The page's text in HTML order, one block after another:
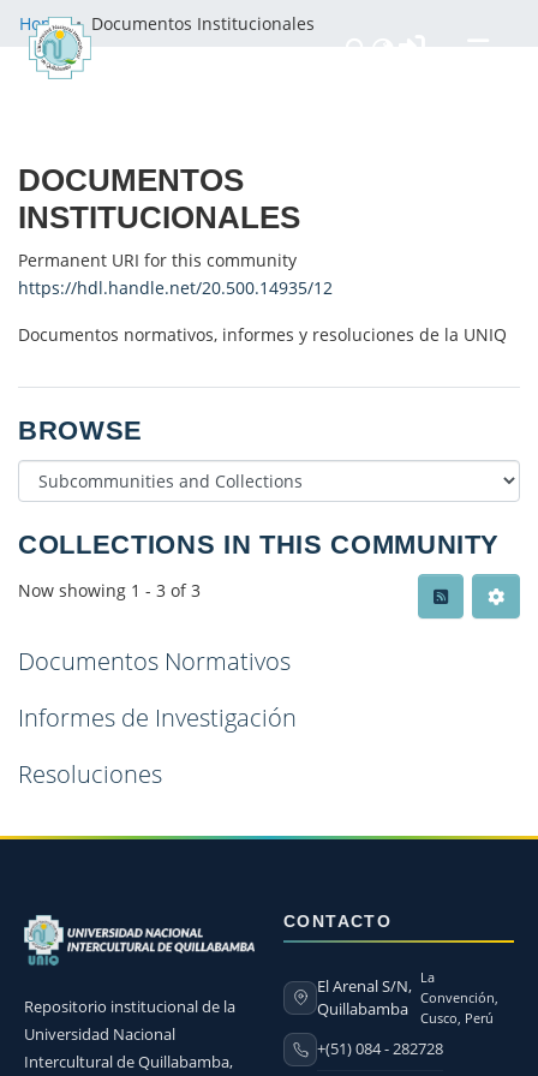
Statistics
Políticas
Home Documentos Institucionales
DOCUMENTOS
INSTITUCIONALES
Permanent URI for this community
https://hdl.handle.net/20.500.14935/12
Documentos normativos, informes y resoluciones de la UNIQ
BROWSE
COLLECTIONS IN THIS COMMUNITY
Now showing 1 - 3 of 3
Documentos Normativos
Informes de Investigación
Resoluciones
Repositorio institucional de la
Universidad Nacional
Intercultural de Quillabamba,
CONTACTO
El Arenal S/N,
Quillabamba
La
Convención,
Cusco, Perú
+(51) 084 - 282728